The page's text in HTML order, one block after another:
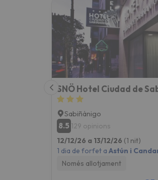
Sabiñánigo
8.5 129 opinions
12/12/26 a 13/12/26 (1 nit)
1 dia de forfet a Astún i
Només allotjament